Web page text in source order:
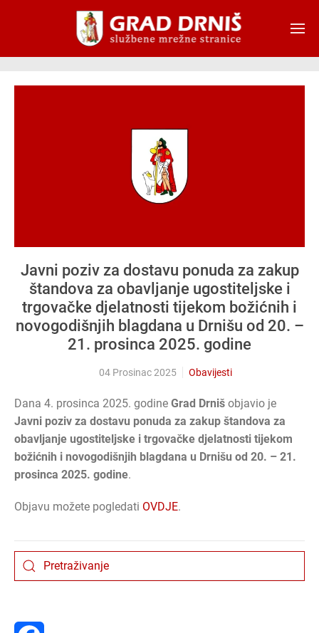
Skip to main content
Javni poziv za dostavu ponuda za zakup
štandova za obavljanje ugostiteljske i
trgovačke djelatnosti tijekom božićnih i
novogodišnjih blagdana u Drnišu od 20. –
21. prosinca 2025. godine
04 Prosinac 2025 Obavijesti
Dana 4. prosinca 2025. godine Grad Drniš objavio je
Javni poziv za dostavu ponuda za zakup štandova za
obavljanje ugostiteljske i trgovačke djelatnosti tijekom
božićnih i novogodišnjih blagdana u Drnišu od 20. – 21.
prosinca 2025. godine.
Objavu možete pogledati OVDJE.